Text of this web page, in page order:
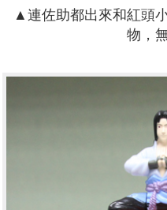
▲連佐助都出來和紅頭
物，